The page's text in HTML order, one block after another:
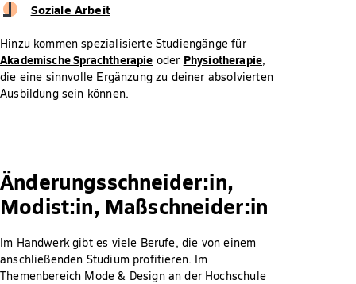
Soziale Arbeit
Hinzu kommen spezialisierte Studiengänge für
Akademische Sprachtherapie oder Physiotherapie,
die eine sinnvolle Ergänzung zu deiner absolvierten
Ausbildung sein können.
Änderungsschneider:in,
Modist:in, Maßschneider:in
Im Handwerk gibt es viele Berufe, die von einem
anschließenden Studium profitieren. Im
Themenbereich Mode & Design an der Hochschule